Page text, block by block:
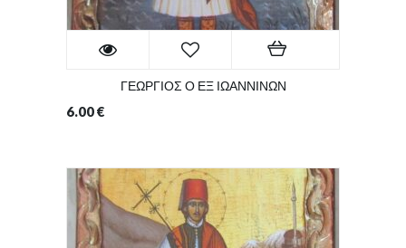
ΓΕΩΡΓΙΟΣ Ο ΕΞ ΙΩΑΝΝΙΝΩΝ
6.00€